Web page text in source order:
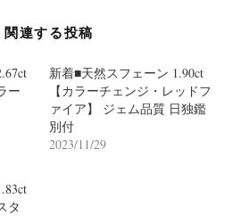
関連する投稿
ー
新着■天然スフェーン 1.90ct
【カラーチェンジ・レッドフ
ァイア】 ジェム品質 日独鑑
別付
2023/11/29
タ